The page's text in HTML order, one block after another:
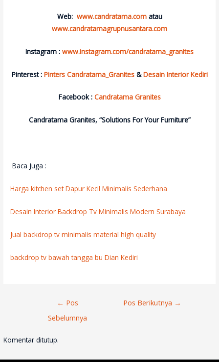
Web: www.candratama.com atau
www.candratamagrupnusantara.com
Instagram : www.instagram.com/candratama_granites
Pinterest : Pinters Candratama_Granites &Desain Interior Kediri
Facebook : Candratama Granites
Candratama Granites, “Solutions For Your Furniture”
Baca Juga :
Harga kitchen set Dapur Kecil Minimalis Sederhana
Desain Interior Backdrop Tv Minimalis Modern Surabaya
Jual backdrop tv minimalis material high quality
backdrop tv bawah tangga bu Dian Kediri
Navigasi
Pos
← Pos
Sebelumnya
Pos Berikutnya →
Komentar ditutup.